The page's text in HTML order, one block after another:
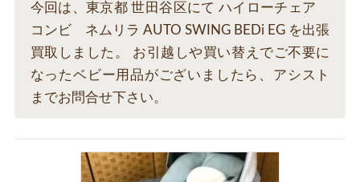
今回は、東京都 世田谷区にて ハイローチェア
コンビ ネムリラ AUTO SWING BEDi EG を出張
買取しました。 お引越しや買い替えでご不要に
なったベビー用品がございましたら、アシスト
までお問合せ下さい。